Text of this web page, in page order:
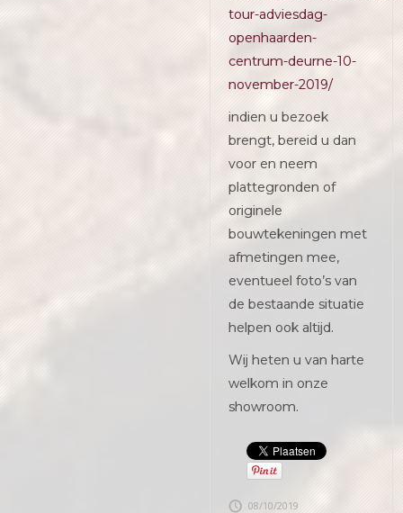
tour-adviesdag-
openhaarden-
centrum-deurne-10-
november-2019/
indien u bezoek
brengt, bereid u dan
voor en neem
plattegronden of
originele
bouwtekeningen met
afmetingen mee,
eventueel foto’s van
de bestaande situatie
helpen ook altijd.
Wij heten u van harte
welkom in onze
showroom.
08/10/2019